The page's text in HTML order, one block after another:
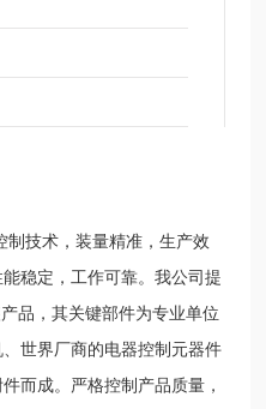
技术，装量精准，生产效
稳定，工作可靠。我公司提
品，其关键部件为专业单位
世界厂商的电器控制元器件
而成。严格控制产品质量，